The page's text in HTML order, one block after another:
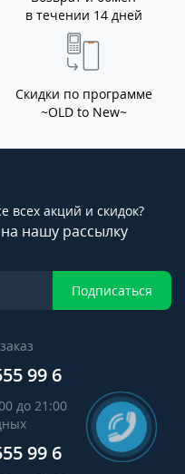
в течении 14 дней
Скидки по программе
~OLD to New~
всех акций и скидок?
нашу рассылку
Подписаться
99 6
до 21:00
99 6